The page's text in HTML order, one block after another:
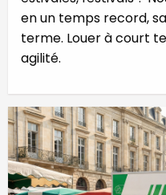
en un temps record,
terme. Louer à court
agilité.